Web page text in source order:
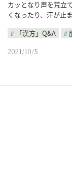
カッとなり声を荒立
くなったり、汗が止
「漢方」Q&A
2021/10/5